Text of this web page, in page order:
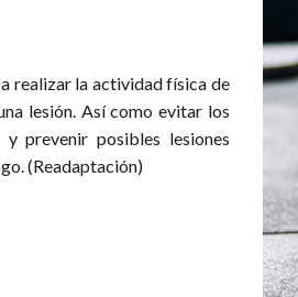
realizar la actividad física de
lesión. Así como evitar los
prevenir posibles lesiones
(Readaptación)